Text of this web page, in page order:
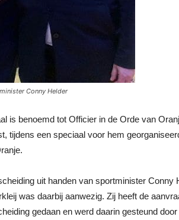
Conny Helder
is benoemd tot Officier in de Orde van
tijdens een speciaal voor hem
uit handen van sportminister Conny
was daarbij aanwezig. Zij heeft de
gedaan en werd daarin gesteund